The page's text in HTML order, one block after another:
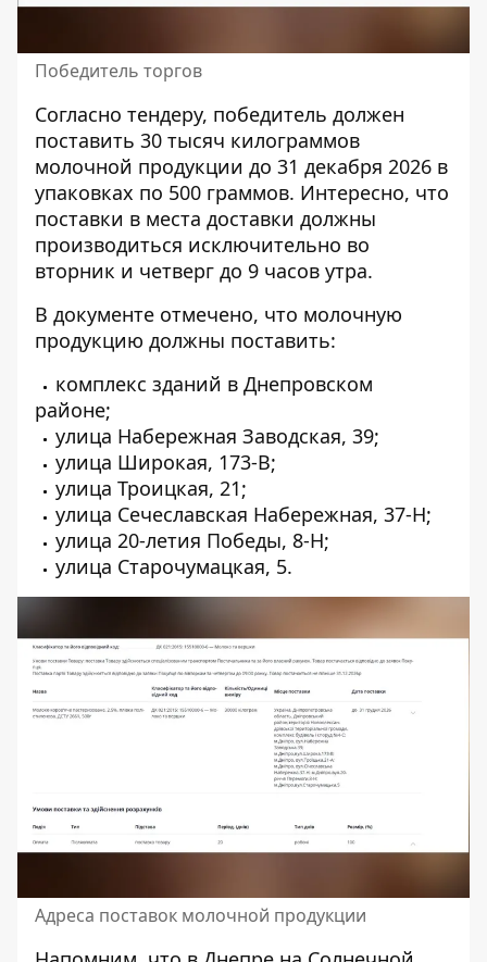
Победитель торгов
Согласно тендеру, победитель должен
поставить 30 тысяч килограммов
молочной продукции до 31 декабря 2026 в
упаковках по 500 граммов. Интересно, что
поставки в места доставки должны
производиться исключительно во
вторник и четверг до 9 часов утра.
В документе отмечено, что молочную
продукцию должны поставить:
комплекс зданий в Днепровском
районе;
улица Набережная Заводская, 39;
улица Широкая, 173-В;
улица Троицкая, 21;
улица Сечеславская Набережная, 37-Н;
улица 20-летия Победы, 8-Н;
улица Старочумацкая, 5.
Адреса поставок молочной продукции